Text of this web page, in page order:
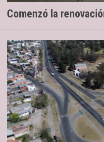
Comenzó la